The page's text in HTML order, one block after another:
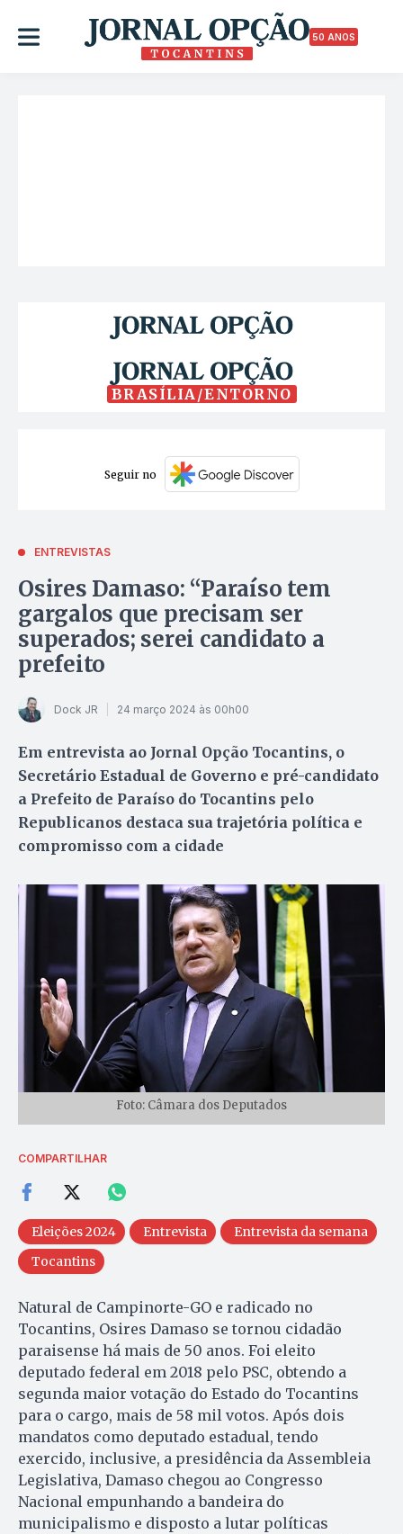
50 ANOS
BRASÍLIA/ENTORNO
Seguir no
ENTREVISTAS
Osires Damaso: “Paraíso tem
gargalos que precisam ser
superados; serei candidato a
prefeito
Dock JR 24 março 2024 às 00h00
Em entrevista ao Jornal Opção Tocantins, o
Secretário Estadual de Governo e pré-candidato
a Prefeito de Paraíso do Tocantins pelo
Republicanos destaca sua trajetória política e
compromisso com a cidade
Foto: Câmara dos Deputados
COMPARTILHAR
Eleições 2024 Entrevista
Entrevista da semana
Tocantins
Natural de Campinorte-GO e radicado no
Tocantins, Osires Damaso se tornou cidadão
paraisense há mais de 50 anos. Foi eleito
deputado federal em 2018 pelo PSC, obtendo a
segunda maior votação do Estado do Tocantins
para o cargo, mais de 58 mil votos. Após dois
mandatos como deputado estadual, tendo
exercido, inclusive, a presidência da Assembleia
Legislativa, Damaso chegou ao Congresso
Nacional empunhando a bandeira do
municipalismo e disposto a lutar políticas